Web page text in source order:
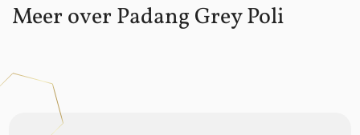
Meer over Padang Grey Poli